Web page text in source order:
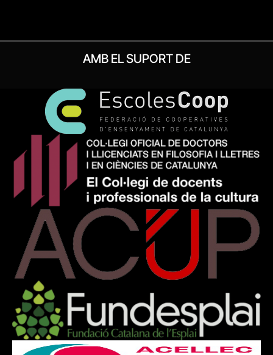
AMB EL SUPORT DE